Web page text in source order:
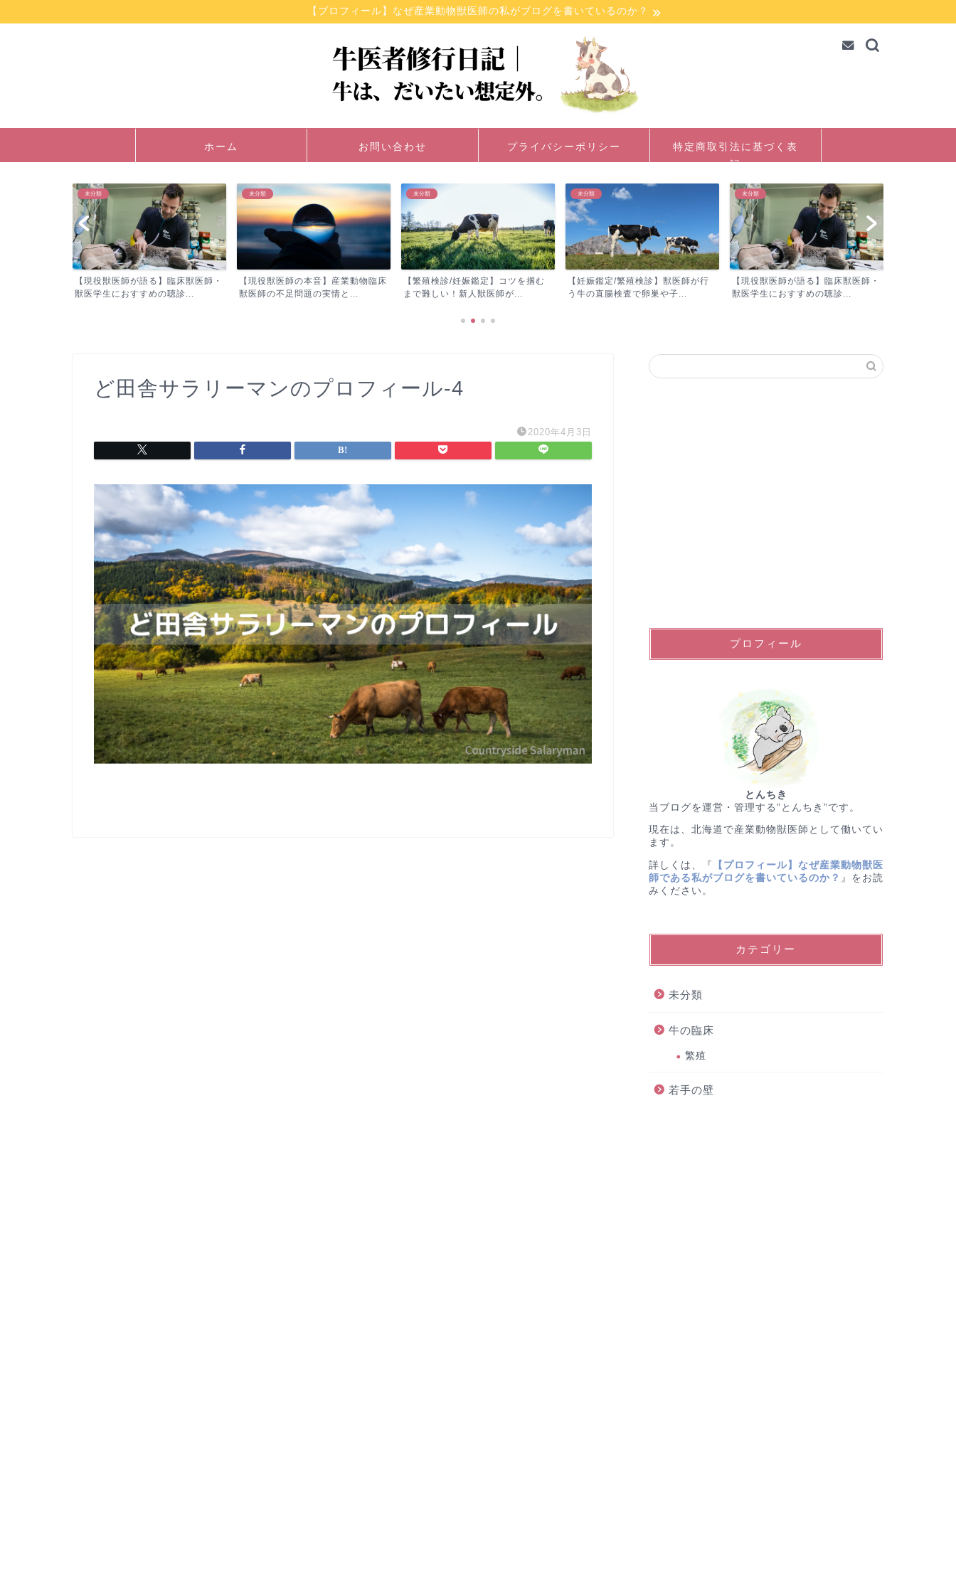
【プロフィール】なぜ産業動物獣医師の私がブログを書いているのか？
ホーム お問い合わせ プライバシーポリシー
特定商取引法に基づく表
記
未分類
【現役獣医師が語る】臨床獣医師・
獣医学生におすすめの聴診...
未分類
【現役獣医師の本音】産業動物臨床
獣医師の不足問題の実情と...
未分類
【繁殖検診/妊娠鑑定】コツを掴む
まで難しい！新人獣医師が...
未分類
【妊娠鑑定/繁殖検診】獣医師が行
う牛の直腸検査で卵巣や子...
未分類
【現役獣医師が語る】臨床獣医師・
獣医学生におすすめの聴診...
ど田舎サラリーマンのプロフィール-4
2020年4月3日
プロフィール
とんちき
当ブログを運営・管理する”とんちき”です。
現在は、北海道で産業動物獣医師として働いてい
ます。
詳しくは、『
【プロフィール】なぜ産業動物獣医
師である私がブログを書いているのか？ 』をお読
みください。
カテゴリー
未分類
牛の臨床
繁殖
若手の壁